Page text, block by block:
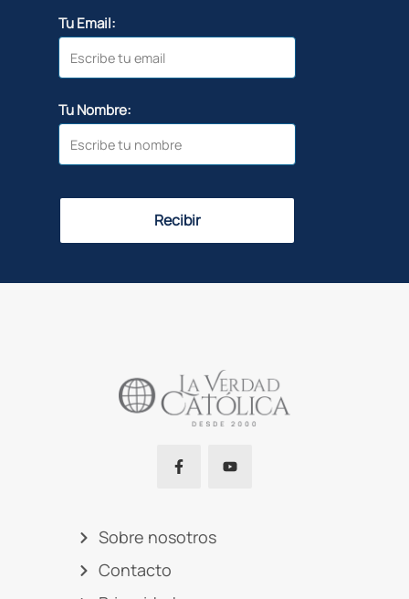
Tu Email:
Tu Nombre:
Recibir
Sobre nosotros
Contacto